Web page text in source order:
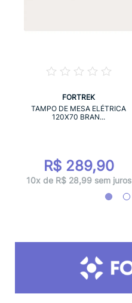
FORTREK
TAMPO DE MESA ELÉTRICA
120X70 BRAN...
R$ 289,90
10x de R$ 28,99 sem juros